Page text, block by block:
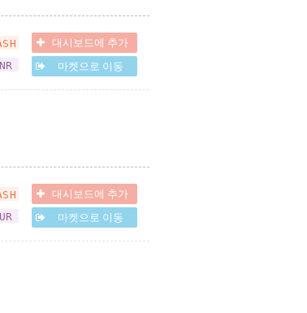
대시보드에 추가
마켓으로 이동
대시보드에 추가
마켓으로 이동